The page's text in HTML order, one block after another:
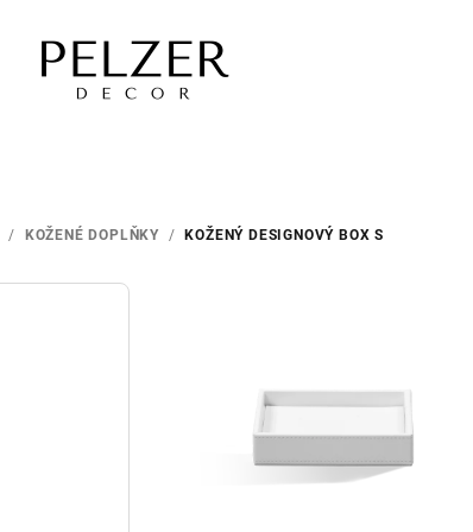
/ KOŽENÉ DOPLŇKY / KOŽENÝ DESIGNOVÝ BOX S